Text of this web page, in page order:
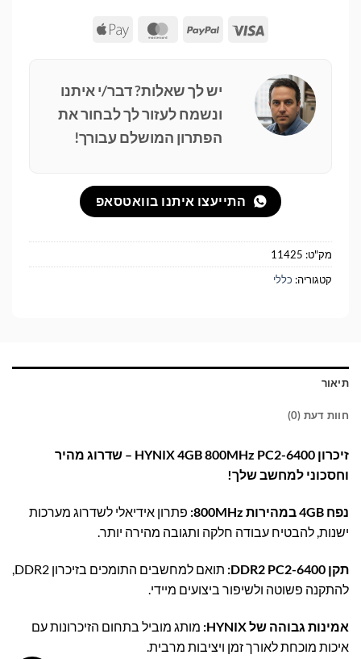
Visa
PayPal
MasterCard
Apple
יש לך שאלות? דבר/י איתנו
ונשמח לעזור לך לבחור את
הפתרון המושלם עבורך!
התייעצו איתנו בוואטסאפ
מק"ט: 11425
קטגוריה: כללי
תיאור
חוות דעת (0)
זיכרון HYNIX 4GB 800MHz PC2-6400 – שדרוג מהיר
וחסכוני למחשב שלך!
נפח 4GB במהירות 800MHz:
פתרון אידיאלי לשדרוג מערכות
ישנות, להבטיח עבודה חלקה ותגובה מהירה יותר.
תקן DDR2 PC2-6400:
תואם למחשבים התומכים בזיכרון DDR2,
להתקנה פשוטה ולשיפור ביצועים מיידי.
אמינות גבוהה של HYNIX:
מותג מוביל בתחום הזיכרונות עם
איכות מוכחת לאורך זמן ויציבות מרבית.